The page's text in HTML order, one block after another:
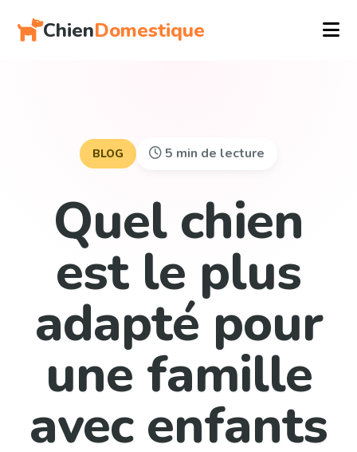
ChienDomestique
BLOG 5 min de lecture
Quel chien
est le plus
adapté pour
une famille
avec enfants